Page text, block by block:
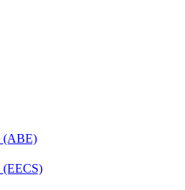
(ABE)
(EECS)